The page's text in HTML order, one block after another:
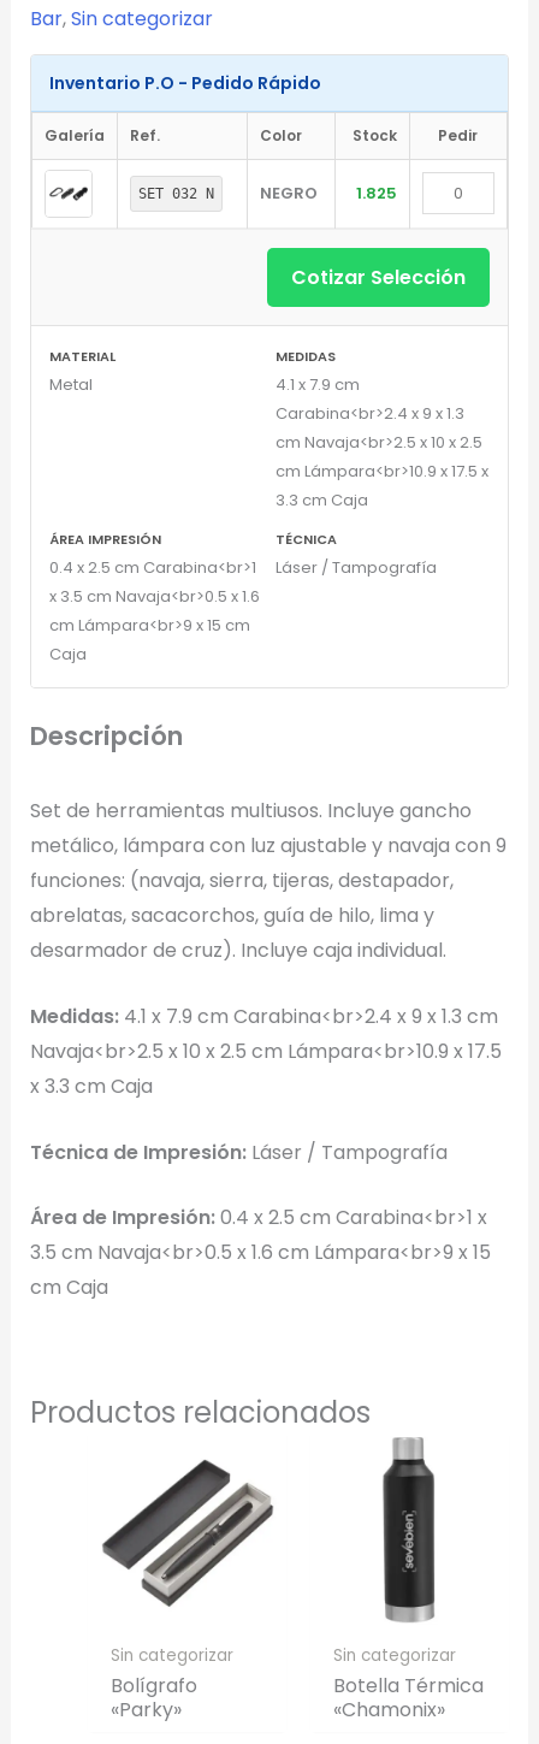
Diseñador de Vistas Previas
con IA
Arrastra y suelta tu logotipo aquí
o haz clic para explorar tus archivos
Formatos: PNG, JPG, SVG (Max. 5MB). Se recomienda fondo
Una Tinta
Marcado en un solo color plano (ideal serigrafía/grabado).
Full Color
Generar Vista Previa con IA
Bar,Sin categorizar
Inventario P.O - Pedido Rápido
Galería Ref. Color Stock Pedir
SET 032 N NEGRO 1.825
Cotizar Selección
MATERIAL
Metal
MEDIDAS
4.1 x 7.9 cm
Carabina<br>2.4 x 9 x 1.3
cm Navaja<br>2.5 x 10 x 2.5
cm Lámpara<br>10.9 x 17.5 x
3.3 cm Caja
ÁREA IMPRESIÓN
0.4 x 2.5 cm Carabina<br>1
x 3.5 cm Navaja<br>0.5 x 1.6
cm Lámpara<br>9 x 15 cm
Caja
TÉCNICA
Láser / Tampografía
Descripción
Set de herramientas multiusos. Incluye gancho
metálico, lámpara con luz ajustable y navaja con 9
funciones: (navaja, sierra, tijeras, destapador,
abrelatas, sacacorchos, guía de hilo, lima y
desarmador de cruz). Incluye caja individual.
Medidas:4.1 x 7.9 cm Carabina<br>2.4 x 9 x 1.3 cm
Navaja<br>2.5 x 10 x 2.5 cm Lámpara<br>10.9 x 17.5
x 3.3 cm Caja
Técnica de Impresión:Láser / Tampografía
Área de Impresión:0.4 x 2.5 cm Carabina<br>1 x
3.5 cm Navaja<br>0.5 x 1.6 cm Lámpara<br>9 x 15
cm Caja
Productos relacionados
Sin categorizar
Bolígrafo
«Parky»
Sin categorizar
Botella Térmica
«Chamonix»